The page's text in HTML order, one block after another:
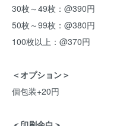
30枚～49枚：@390円
50枚～99枚：@380円
100枚以上：@370円
＜オプション＞
個包装+20円